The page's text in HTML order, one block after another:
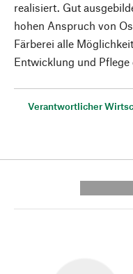
realisiert. Gut
hohen Anspruch von
Färberei alle
Entwicklung und
Verantwortlicher